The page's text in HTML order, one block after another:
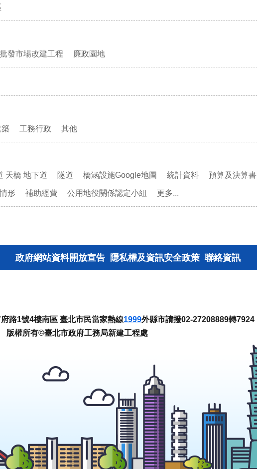
發市場改建工程 廉政園地
工務行政 其他
天橋 地下道 隧道 橋涵設施Google地圖 統計資料 預算及決算書
形 補助經費 公用地役關係認定小組 更多...
政府網站資料開放宣告 隱私權及資訊安全政策 聯絡資訊
路1號4樓南區 臺北市民當家熱線1999外縣市請撥02-27208889轉7924
權所有©臺北市政府工務局新建工程處